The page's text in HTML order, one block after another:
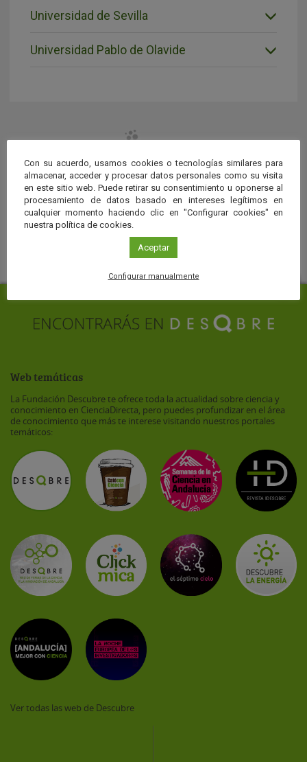
Universidad de Sevilla
Universidad Pablo de Olavide
COLABORAN
Web temáticas
La Fundación Descubre te ofrece toda la actualidad sobre ciencia y
conocimiento en CienciaDirecta, pero puedes profundizar en el área
de conocimiento que más te interese visitando nuestros portales
temáticos:
Ver todas las web de Descubre
Con su acuerdo, usamos cookies o tecnologías similares para
almacenar, acceder y procesar datos personales como su visita
en este sitio web. Puede retirar su consentimiento u oponerse al
procesamiento de datos basado en intereses legítimos en
cualquier momento haciendo clic en "Configurar cookies" en
nuestra política de cookies.
Aceptar
Configurar manualmente